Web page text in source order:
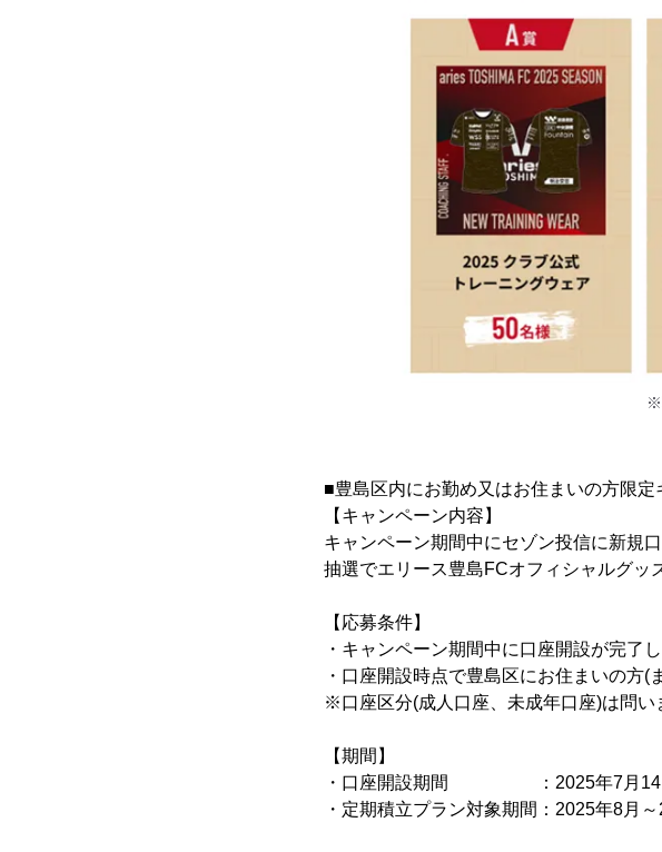
※
■豊島区内にお勤め又はお住まいの方限定
【キャンペーン内容】
キャンペーン期間中にセゾン投信に新規
抽選でエリース豊島FCオフィシャルグッ
【応募条件】
・キャンペーン期間中に口座開設が完了
・口座開設時点で豊島区にお住まいの方
※口座区分(成人口座、未成年口座)は問い
【期間】
・口座開設期間 ：2025年7月14日(
・定期積立プラン対象期間：2025年8月